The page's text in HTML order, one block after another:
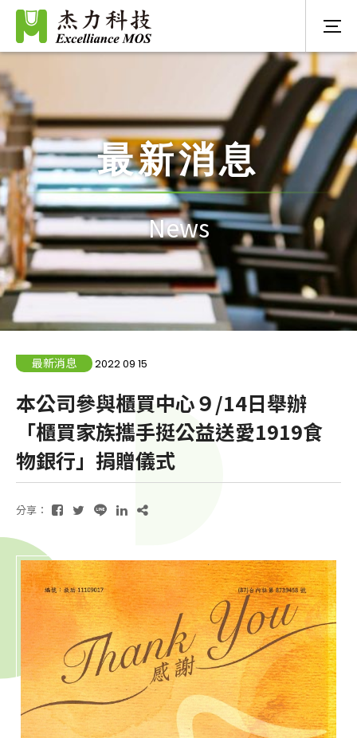
最新消息
News
最新消息 2022 09 15
本公司參與櫃買中心９/14日舉辦
「櫃買家族攜手挺公益送愛1919食
物銀行」捐贈儀式
分享：